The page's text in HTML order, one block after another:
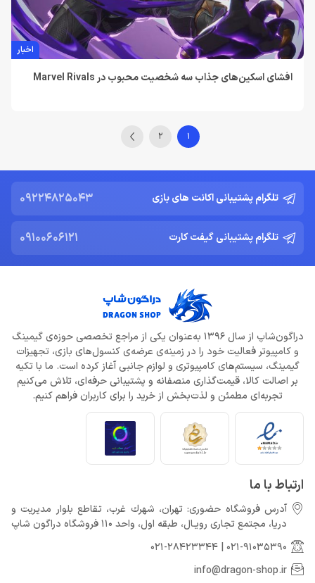
اخبار
افشای اسکین‌های جذاب سه شخصیت محبوب در Marvel Rivals
1
2
تلگرام پشتیبانی اکانت های بازی 09224825043
تلگرام پشتیبانی گیفت کارت 09100606121
دراگون‌شاپ از سال 1396 به‌عنوان یکی از مراجع تخصصی حوزه‌ی گیمینگ
و کامپیوتر فعالیت خود را در زمینه‌ی عرضه‌ی کنسول‌های بازی، تجهیزات
گیمینگ، سیستم‌های کامپیوتری و لوازم جانبی آغاز کرده است. ما با تکیه
بر اصالت کالا، قیمت‌گذاری منصفانه و پشتیبانی حرفه‌ای، تلاش می‌کنیم
تجربه‌ای مطمئن و لذت‌بخش از خرید را برای کاربران فراهم کنیم.
ارتباط با ما
آدرس فروشگاه حضوری: تهران، شهرك غرب، تقاطع بلوار مدیریت و
دريا، مجتمع تجارى رويـال، طبقه اول، واحد 110 فروشگاه دراگون شاپ
021-91035390
021-28423344
info@dragon-shop.ir